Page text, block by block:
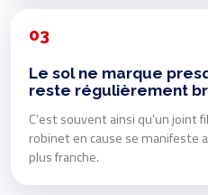
03
Le sol ne marque
reste régulièrement
C’est souvent ainsi qu’un joint
robinet en cause se manifeste
plus franche.